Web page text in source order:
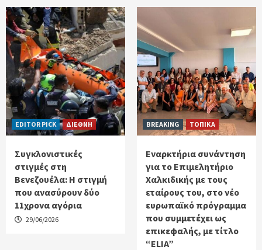
EDITOR PICK ΔΙΕΘΝΗ
Συγκλονιστικές
στιγμές στη
Βενεζουέλα: Η στιγμή
που ανασύρουν δύο
11χρονα αγόρια
29/06/2026
BREAKING ΤΟΠΙΚΑ
Εναρκτήρια συνάντηση
για το Επιμελητήριο
Χαλκιδικής με τους
εταίρους του, στο νέο
ευρωπαϊκό πρόγραμμα
που συμμετέχει ως
επικεφαλής, με τίτλο
“ELIA”